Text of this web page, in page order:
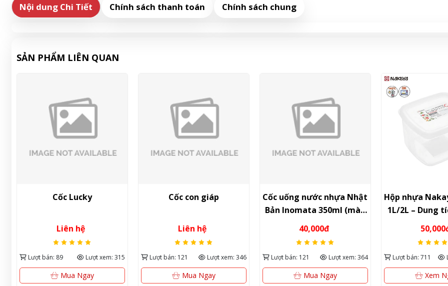
Nội dung Chi Tiết Chính sách thanh toán Chính sách chung
SẢN PHẨM LIÊN QUAN
Cốc Lucky
Liên hệ
Lượt bán: 89 Lượt xem: 315
Mua Ngay
Cốc con giáp
Liên hệ
Lượt bán: 121 Lượt xem: 346
Mua Ngay
Cốc uống nước nhựa Nhật
Bản Inomata 350ml (màu
nâu)
40,000đ
Lượt bán: 121 Lượt xem: 364
Mua Ngay
Hộp nhựa
1L/2L – Dung
toàn & bảo
Lượt bán: 711
Xem